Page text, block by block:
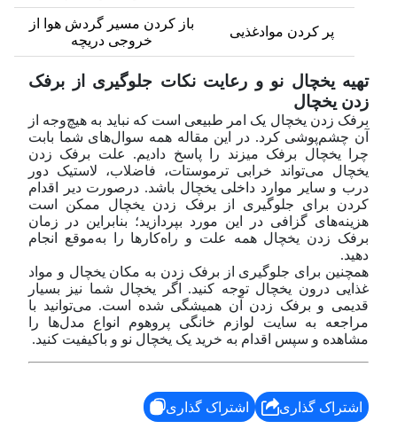
پر کردن مواد‌غذیی
باز کردن مسیر گردش هوا از
خروجی دریچه
تهیه یخچال نو و رعایت نکات جلوگیری از برفک
زدن یخچال
برفک زدن یخچال یک امر طبیعی است که نباید به هیچ‌وجه از
آن چشم‌پوشی کرد. در این مقاله همه سوال‌های شما بابت
چرا یخچال برفک میزند را پاسخ دادیم. علت برفک زدن
یخچال می‌تواند خرابی ترموستات، فاضلاب، لاستیک دور
درب و سایر موارد داخلی یخچال باشد. در‌صورت دیر اقدام
کردن برای جلوگیری از برفک زدن یخچال ممکن است
هزینه‌های گزافی در این مورد بپردازید؛ بنابراین در زمان
برفک زدن یخچال همه علت‌ و راه‌کار‌ها را به‌موقع انجام
دهید.
همچنین برای جلوگیری از برفک زدن به مکان یخچال و مواد
غذایی درون یخچال توجه کنید. اگر یخچال شما نیز بسیار
قدیمی و برفک زدن آن همیشگی شده است. می‌توانید با
مراجعه به سایت لوازم خانگی پروهوم انواع مدل‌ها را
مشاهده و سپس اقدام به خرید یک یخچال نو و با‌کیفیت کنید.
اشتراک گذاری اشتراک گذاری